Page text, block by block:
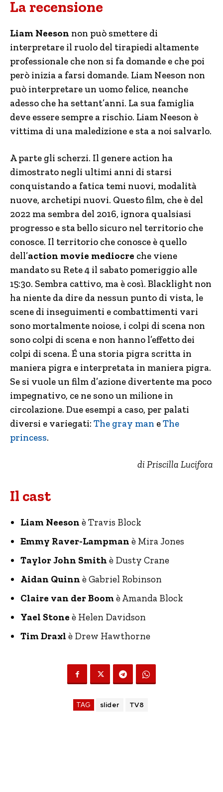
La recensione
Liam Neeson non può smettere di
interpretare il ruolo del tirapiedi altamente
professionale che non si fa domande e che poi
però inizia a farsi domande. Liam Neeson non
può interpretare un uomo felice, neanche
adesso che ha settant’anni. La sua famiglia
deve essere sempre a rischio. Liam Neeson è
vittima di una maledizione e sta a noi salvarlo.
A parte gli scherzi. Il genere action ha
dimostrato negli ultimi anni di starsi
conquistando a fatica temi nuovi, modalità
nuove, archetipi nuovi. Questo film, che è del
2022 ma sembra del 2016, ignora qualsiasi
progresso e sta bello sicuro nel territorio che
conosce. Il territorio che conosce è quello
dell’action movie mediocre che viene
mandato su Rete 4 il sabato pomeriggio alle
15:30. Sembra cattivo, ma è così. Blacklight non
ha niente da dire da nessun punto di vista, le
scene di inseguimenti e combattimenti vari
sono mortalmente noiose, i colpi di scena non
sono colpi di scena e non hanno l’effetto dei
colpi di scena. É una storia pigra scritta in
maniera pigra e interpretata in maniera pigra.
Se si vuole un film d’azione divertente ma poco
impegnativo, ce ne sono un milione in
circolazione. Due esempi a caso, per palati
diversi e variegati: The gray man eThe
princess.
di Priscilla Lucifora
Il cast
Liam Neeson è Travis Block
Emmy Raver-Lampman è Mira Jones
Taylor John Smith è Dusty Crane
Aidan Quinn è Gabriel Robinson
Claire van der Boomè Amanda Block
Yael Stone è Helen Davidson
Tim Draxl è Drew Hawthorne
TAG slider TV8